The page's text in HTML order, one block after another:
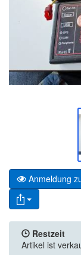
Anmeldung
Restzeit
Artikel ist